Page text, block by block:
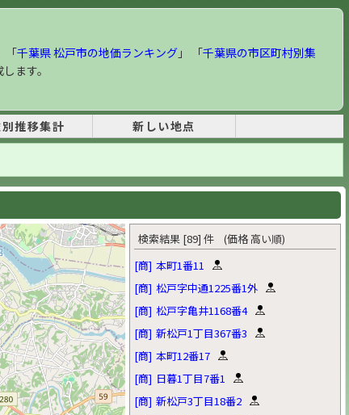
「千葉県 松戸市の地価ランキング」 「千葉県の市区町村別集
ます。
推移集計 新しい地点
検索結果 [89] 件 (価格 高い順)
[商] 本町1番11
[商] 松戸字中通1225番1外
[商] 松戸字亀井1168番4
[商] 新松戸1丁目367番3
[商] 本町12番17
[商] 日暮1丁目7番1
[商] 新松戸3丁目18番2